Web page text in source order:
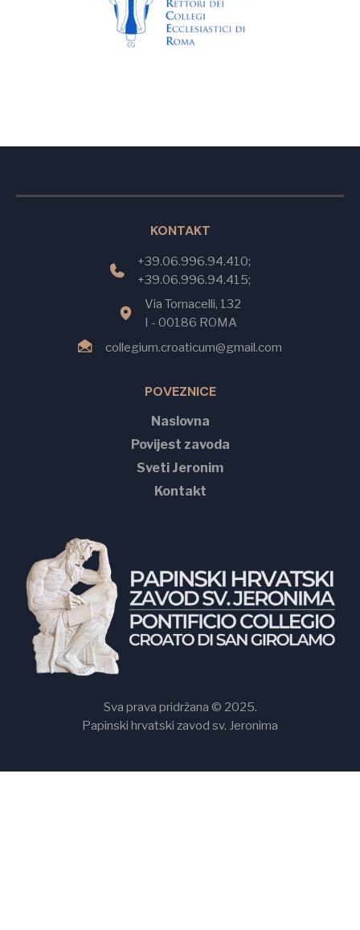
KONTAKT
+39.06.996.94.410;
+39.06.996.94.415;
Via Tomacelli, 132
I - 00186 ROMA
collegium.croaticum@gmail.com
POVEZNICE
Naslovna
Povijest zavoda
Sveti Jeronim
Kontakt
Sva prava pridržana © 2025.
Papinski hrvatski zavod sv. Jeronima